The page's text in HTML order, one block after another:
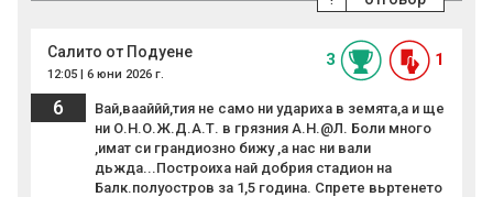
Салито от Подуене
12:05 | 6 юни 2026 г.
3 1
6
Вай,вааййй,тия не само ни удариха в земята,а и ще
ни О.Н.О.Ж.Д.А.Т. в грязния А.Н.@Л. Боли много
,имат си грандиозно бижу ,а нас ни вали
дьжда...Построиха най добрия стадион на
Балк.полуостров за 1,5 година. Спрете вьртенето